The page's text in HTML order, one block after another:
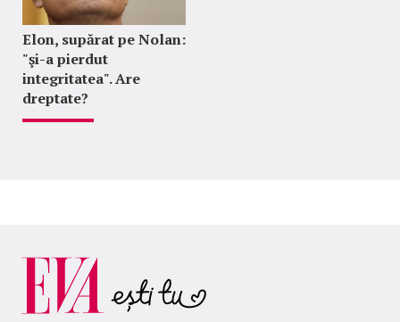
Elon, supărat pe Nolan:
"şi-a pierdut
integritatea". Are
dreptate?